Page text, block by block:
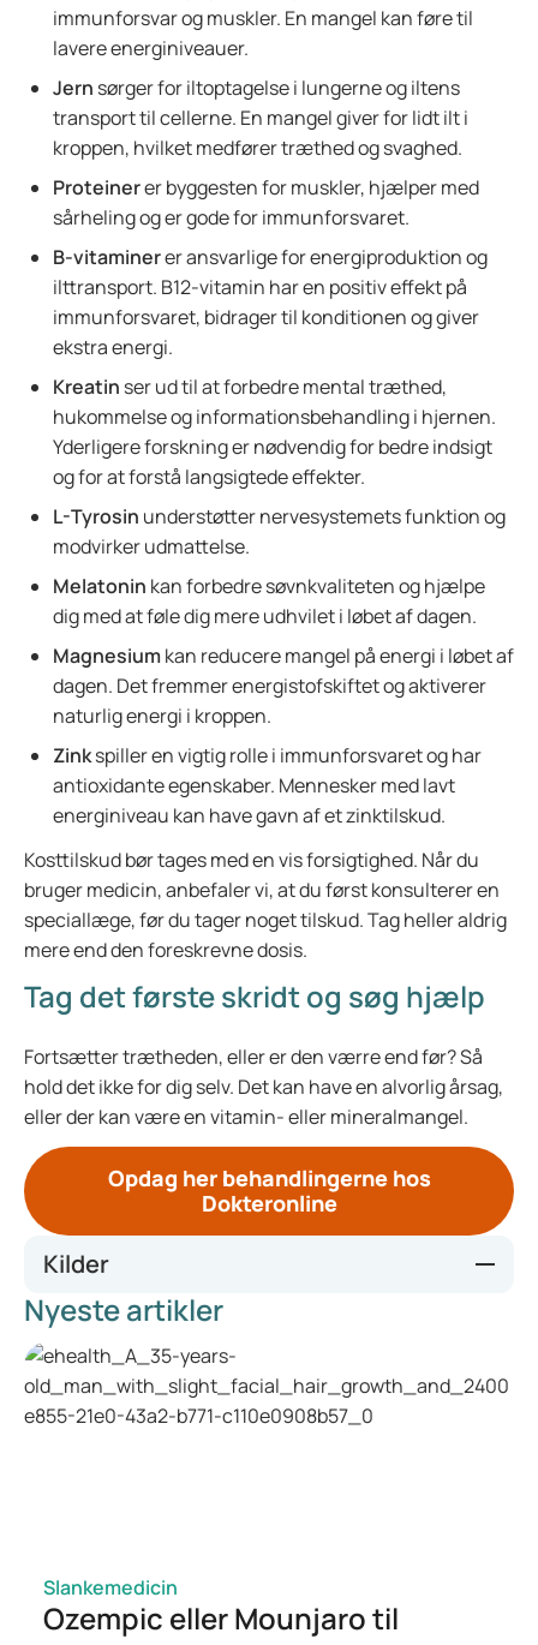
immunforsvar og muskler. En mangel kan føre til
lavere energiniveauer.
Jern sørger for iltoptagelse i lungerne og iltens
transport til cellerne. En mangel giver for lidt ilt i
kroppen, hvilket medfører træthed og svaghed.
Proteinerer byggesten for muskler, hjælper med
sårheling og er gode for immunforsvaret.
B-vitaminerer ansvarlige for energiproduktion og
ilttransport. B12-vitamin har en positiv effekt på
immunforsvaret, bidrager til konditionen og giver
ekstra energi.
Kreatin ser ud til at forbedre mental træthed,
hukommelse og informationsbehandling i hjernen.
Yderligere forskning er nødvendig for bedre indsigt
og for at forstå langsigtede effekter.
L-Tyrosin understøtter nervesystemets funktion og
modvirker udmattelse.
Melatonin kan forbedre søvnkvaliteten og hjælpe
dig med at føle dig mere udhvilet i løbet af dagen.
Magnesiumkan reducere mangel på energi i løbet af
dagen. Det fremmer energistofskiftet og aktiverer
naturlig energi i kroppen.
Zinkspiller en vigtig rolle i immunforsvaret og har
antioxidante egenskaber. Mennesker med lavt
energiniveau kan have gavn af et zinktilskud.
Kosttilskud bør tages med en vis forsigtighed. Når du
bruger medicin, anbefaler vi, at du først konsulterer en
speciallæge, før du tager noget tilskud. Tag heller aldrig
mere end den foreskrevne dosis.
Tag det første skridt og søg hjælp
Fortsætter trætheden, eller er den værre end før? Så
hold det ikke for dig selv. Det kan have en alvorlig årsag,
eller der kan være en vitamin- eller mineralmangel.
Opdag her behandlingerne hos
Dokteronline
Kilder
https://www.verywellhealth.com/supplements-for-energy-
8742118
https://www.benu.nl/gezondheid/weerstand-en-
vitaminen/vitamine-d-tekort
https://www.apotheek.nl/klachten-
with-fluids
https://my.clevelandclinic.org/health/symptoms/21206-
fatigue
Nyeste artikler
Slankemedicin
Ozempic eller Mounjaro til